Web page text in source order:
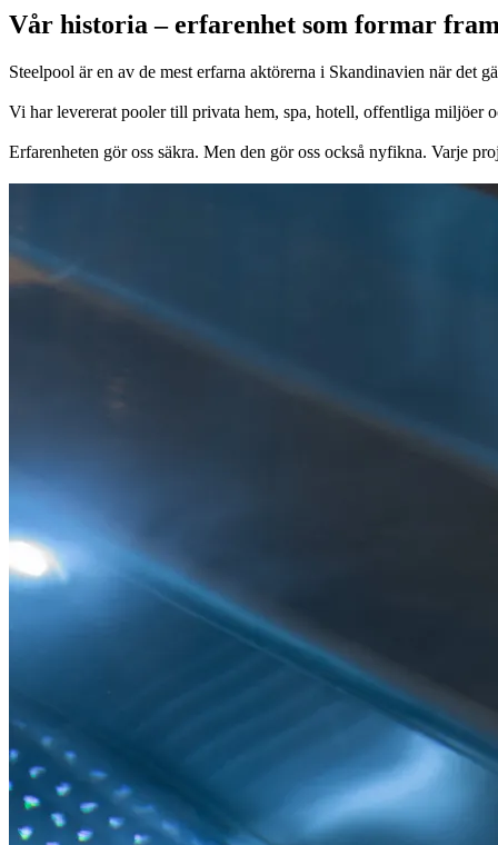
Vår historia – erfarenhet som formar
Steelpool är en av de mest erfarna aktörerna i Skandinavien när det
Vi har levererat pooler till privata hem, spa, hotell, offentliga miljöer
Erfarenheten gör oss säkra. Men den gör oss också nyfikna. Varje